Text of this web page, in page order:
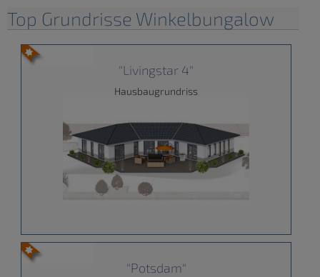
Top Grundrisse Winkelbungalow
"Livingstar 4"
Hausbaugrundriss
"Potsdam"